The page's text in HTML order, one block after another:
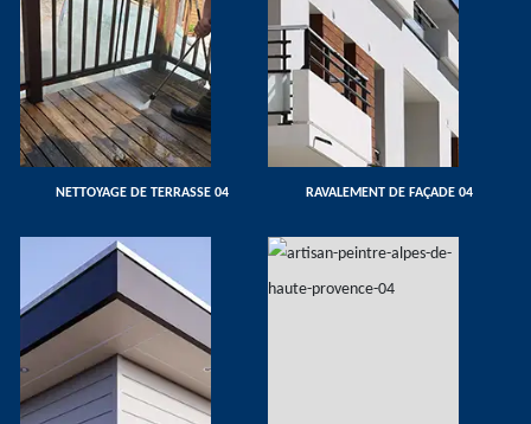
NETTOYAGE DE TERRASSE 04 RAVALEMENT DE FAÇADE 04